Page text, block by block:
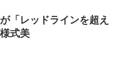
「レッドラインを超え
式美